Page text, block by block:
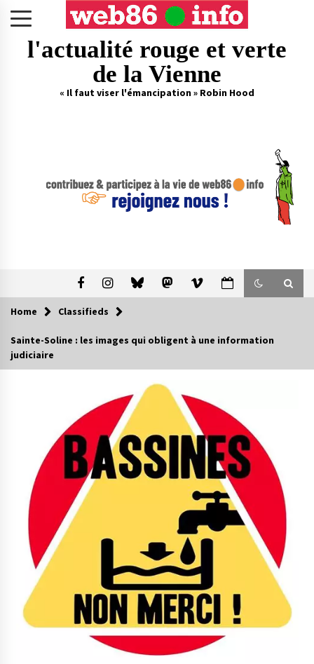
l'actualité rouge et verte
de la Vienne
« Il faut viser l'émancipation » Robin Hood
Home Classifieds
Sainte-Soline : les images qui obligent à une information
judiciaire